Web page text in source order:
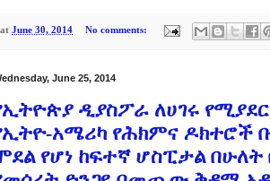
at June 30, 2014 No comments:
June 25, 2014
ዲያስፖራ ለሀገሩ
አሜሪካ የሕክምና ዶክተሮች
የሆነ ከፍተኛ ሆስፒታል